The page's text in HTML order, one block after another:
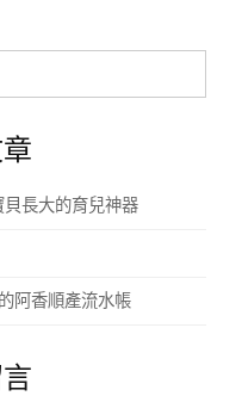
貝長大的育兒神器
阿香順產流水帳